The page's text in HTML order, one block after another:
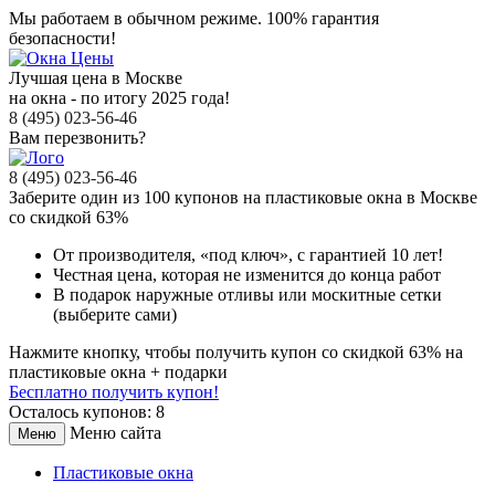
Мы работаем в обычном режиме. 100% гарантия
безопасности!
Лучшая цена в Москве
на окна - по итогу 2025 года!
8 (495) 023-56-46
Вам перезвонить?
8 (495) 023-56-46
Заберите один из 100 купонов на пластиковые окна в Москве
со скидкой 63%
От производителя, «под ключ», с гарантией 10 лет!
Честная цена, которая не изменится до конца работ
В подарок наружные отливы или москитные сетки
(выберите сами)
Нажмите кнопку, чтобы получить купон со скидкой 63% на
пластиковые окна + подарки
Бесплатно получить купон!
Осталось купонов: 8
Меню Меню сайта
Пластиковые окна